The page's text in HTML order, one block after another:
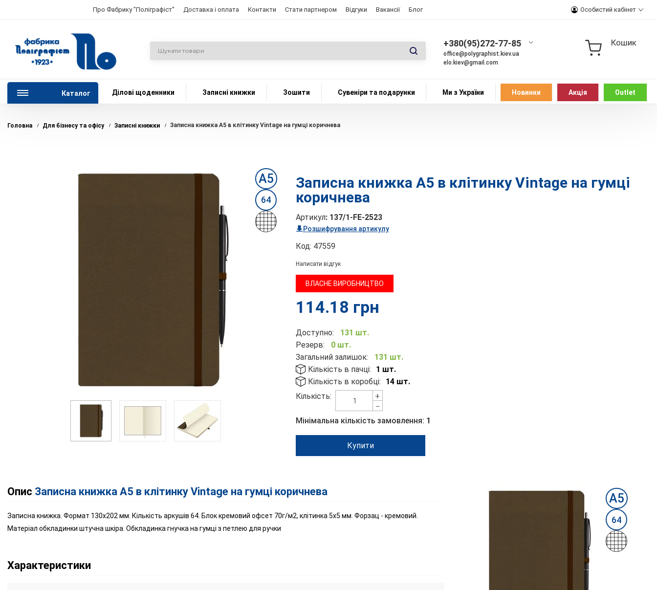
Про Фабрику "Поліграфіст" Доставка і оплата Контакти Стати партнером Відгуки Вакансії Блог Особистий кабінет
+380(95)272-77-85
office@polygraphist.kiev.ua
elo.kiev@gmail.com
Кошик
Каталог Ділові щоденники Записні книжки Зошити Сувеніри та подарунки Ми з України Новинки Акція Outlet
Головна Для бізнесу та офісу Записні книжки Записна книжка А5 в клітинку Vintage на гумці коричнева
А5
64
Записна книжка А5 в клітинку Vintage на гумці
коричнева
Артикул: 137/1-FE-2523
Розшифрування артикулу
Код: 47559
Написати відгук
ВЛАСНЕ ВИРОБНИЦТВО
114.18 грн
Доступно:
131 шт.
Резерв:
0 шт.
Загальний залишок:
131 шт.
Кількість в пачці:
1 шт.
Кількість в коробці:
14 шт.
Кількість:
+
−
Мінімальна кількість замовлення: 1
Купити
Опис Записна книжка А5 в клітинку Vintage на гумці коричнева
Записна книжка. Формат 130х202 мм. Кількість аркушів 64. Блок кремовий офсет 70г/м2, клітинка 5х5 мм. Форзац - кремовий.
Матеріал обкладинки штучна шкіра. Обкладинка гнучка на гумці з петлею для ручки
Характеристики
А5
64